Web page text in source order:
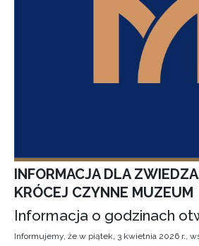
INFORMACJA DLA
KRÓCEJ CZYNNE MUZEUM
Informacja o godzinach
Informujemy, że w piątek, 3 kwietnia 2026 r.,